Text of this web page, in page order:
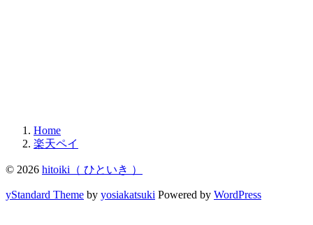
Home
楽天ペイ
© 2026 hitoiki（ ひといき ）
yStandard Theme by yosiakatsuki Powered by WordPress